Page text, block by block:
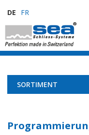
DE FR
SORTIMENT